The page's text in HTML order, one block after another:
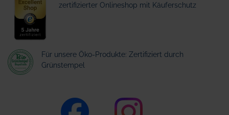
zertifizierter Onlineshop mit Käuferschutz
Für unsere Öko-Produkte: Zertifiziert durch
Grünstempel